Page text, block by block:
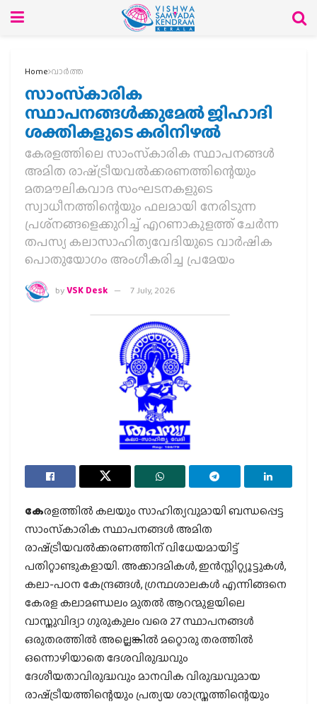
Home വാര്‍ത്ത
സാംസ്‌കാരിക
സ്ഥാപനങ്ങള്‍ക്കുമേല്‍ ജിഹാദി
ശക്തികളുടെ കരിനിഴല്‍
കേരളത്തിലെ സാംസ്‌കാരിക സ്ഥാപനങ്ങള്‍
അമിത രാഷ്‌ട്രീയവല്‍ക്കരണത്തിന്റെയും
മതമൗലികവാദ സംഘടനകളുടെ
സ്വാധീനത്തിന്റെയും ഫലമായി നേരിടുന്ന
പ്രശ്‌നങ്ങളെക്കുറിച്ച് എറണാകുളത്ത് ചേര്‍ന്ന
തപസ്യ കലാസാഹിത്യവേദിയുടെ വാര്‍ഷിക
പൊതുയോഗം അംഗീകരിച്ച പ്രമേയം
byVSK Desk 7 July, 2026
കേരളത്തില്‍ കലയും സാഹിത്യവുമായി ബന്ധപ്പെട്ട
സാംസ്‌കാരിക സ്ഥാപനങ്ങള്‍ അമിത
രാഷ്‌ട്രീയവല്‍ക്കരണത്തിന് വിധേയമായിട്ട്
പതിറ്റാണ്ടുകളായി. അക്കാദമികള്‍, ഇന്‍സ്റ്റിറ്റ്യൂട്ടുകള്‍,
കലാ-പഠന കേന്ദ്രങ്ങള്‍, ഗ്രന്ഥശാലകള്‍ എന്നിങ്ങനെ
കേരള കലാമണ്ഡലം മുതല്‍ ആറന്മുളയിലെ
വാസ്തുവിദ്യാ ഗുരുകുലം വരെ 27 സ്ഥാപനങ്ങള്‍
ഒരുതരത്തില്‍ അല്ലെങ്കില്‍ മറ്റൊരു തരത്തില്‍
ഒന്നൊഴിയാതെ ദേശവിരുദ്ധവും
ദേശീയതാവിരുദ്ധവും മാനവിക വിരുദ്ധവുമായ
രാഷ്‌ട്രീയത്തിന്റെയും പ്രത്യയ ശാസ്ത്രത്തിന്റെയും